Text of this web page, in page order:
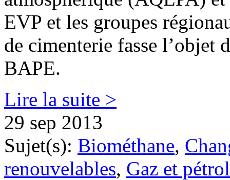
EVP et les groupes
de cimenterie fasse l’objet
BAPE.
Lire la suite >
29 sep 2013
Sujet(s): Biométhane,
renouvelables, Gaz et